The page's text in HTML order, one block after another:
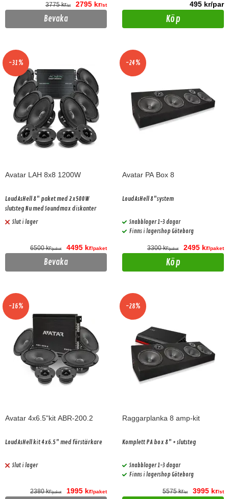
3775 kr/st 2795 kr/st
Bevaka
495 kr/par
Köp
-31%
Avatar LAH 8x8 1200W
LoudAsHell 8" paket med 2x500W
slutsteg Nu med Soundmax diskanter
Slut i lager
6500 kr/paket 4495 kr/paket
Bevaka
-24%
Avatar PA Box 8
LoudAsHell 8"system
Snabblager 1-3 dagar
Finns i lagershop Göteborg
3300 kr/paket 2495 kr/paket
Köp
-16%
Avatar 4x6.5"kit ABR-200.2
LoudAsHell kit 4x6.5" med förstärkare
Slut i lager
2380 kr/paket 1995 kr/paket
-28%
Raggarplanka 8 amp-kit
Komplett PA box 8" + slutsteg
Snabblager 1-3 dagar
Finns i lagershop Göteborg
5575 kr/st 3995 kr/st